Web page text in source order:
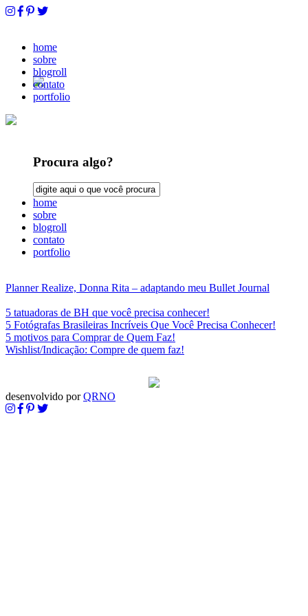
home
sobre
blogroll
contato
portfolio
Procura algo?
home
sobre
blogroll
contato
portfolio
Planner Realize, Donna Rita – adaptando meu Bullet Journal
5 tatuadoras de BH que você precisa conhecer!
5 Fotógrafas Brasileiras Incríveis Que Você Precisa Conhecer!
5 motivos para Comprar de Quem Faz!
Wishlist/Indicação: Compre de quem faz!
desenvolvido porQRNO